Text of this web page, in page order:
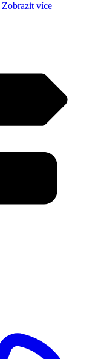
Zobrazit více